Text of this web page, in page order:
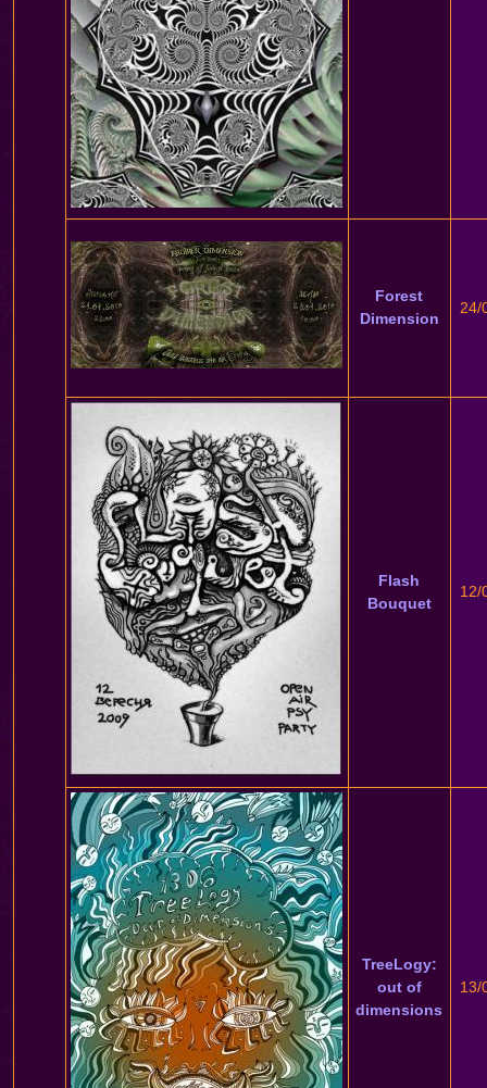
Forest
Dimension
24/
Flash
Bouquet
12/
TreeLogy:
out of
dimensions
13/